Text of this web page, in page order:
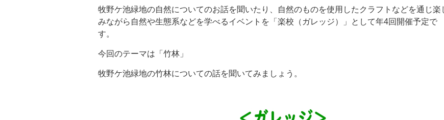
牧野ケ池緑地の自然についてのお話を聞いたり、自然のものを使用したクラフトなどを通じ楽
みながら自然や生態系などを学べるイベントを「楽校（ガレッジ）」として年4回開催予定で
す。
今回のテーマは「竹林」
牧野ケ池緑地の竹林についての話を聞いてみましょう。